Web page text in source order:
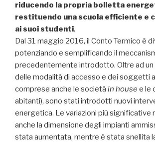
riducendo la propria bolletta
restituendo una scuola efficiente e
ai suoi studenti.
Dal 31 maggio 2016, il Conto Termico è
potenziando e semplificando il
precedentemente introdotto. Oltre ad un
delle modalità di accesso e dei soggetti
comprese anche le società in house e le
abitanti), sono stati introdotti nuovi
energetica. Le variazioni più significative
anche la dimensione degli impianti
stata aumentata, mentre è stata snellita